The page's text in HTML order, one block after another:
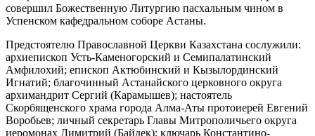
совершил Божественную Литургию пасхальным чином в
Успенском кафедральном соборе Астаны.
Предстоятелю Православной Церкви Казахстана сослужили:
архиепископ Усть-Каменогорский и Семипалатинский
Амфилохий; епископ Актюбинский и Кызылординский
Игнатий; благочинный Астанайского церковного округа
архимандрит Сергий (Карамышев); настоятель
Скорбященского храма города Алма-Аты протоиерей Евгений
Воробьев; личный секретарь Главы Митрополичьего округа
иеромонах Димитрий (Байдек); ключарь Константино-